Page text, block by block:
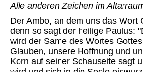
Alle anderen Zeichen im
Der Ambo, an dem uns das Wort
denn so sagt der heilige Paulus:
wird der Same des Wortes
Glauben, unsere Hoffnung und
Korn auf seiner Schauseite sagt